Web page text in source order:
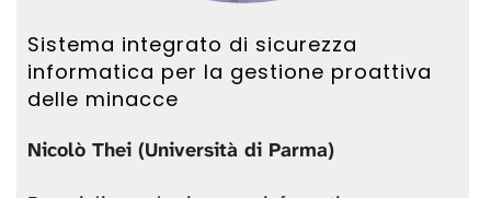
Sistema integrato di sicurezza
informatica per la gestione proattiva
delle minacce
Nicolò Thei (Università di Parma)